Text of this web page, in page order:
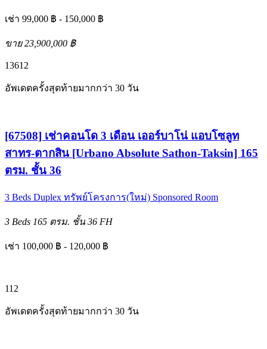
เช่า 99,000 ฿ - 150,000 ฿
ขาย 23,900,000 ฿
13612
อัพเดตครั้งสุดท้ายมากกว่า 30 วัน
[67508] เช่าคอนโด 3 เดือน เออร์บาโน่ แอบโซลูท
สาทร-ตากสิน [Urbano Absolute Sathon-Taksin] 165
ตรม. ชั้น 36
3 Beds Duplex ทรัพย์โครงการ(ใหม่) Sponsored Room
3 Beds 165 ตรม. ชั้น 36 FH
เช่า 100,000 ฿ - 120,000 ฿
112
อัพเดตครั้งสุดท้ายมากกว่า 30 วัน